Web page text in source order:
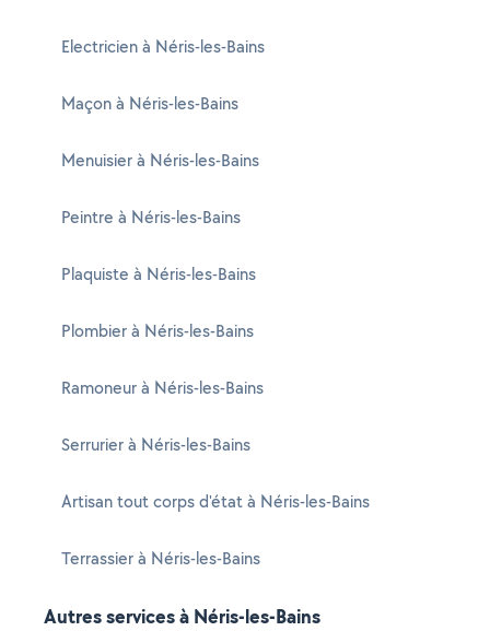
Electricien à Néris-les-Bains
Maçon à Néris-les-Bains
Menuisier à Néris-les-Bains
Peintre à Néris-les-Bains
Plaquiste à Néris-les-Bains
Plombier à Néris-les-Bains
Ramoneur à Néris-les-Bains
Serrurier à Néris-les-Bains
Artisan tout corps d'état à Néris-les-Bains
Terrassier à Néris-les-Bains
Autres services à Néris-les-Bains